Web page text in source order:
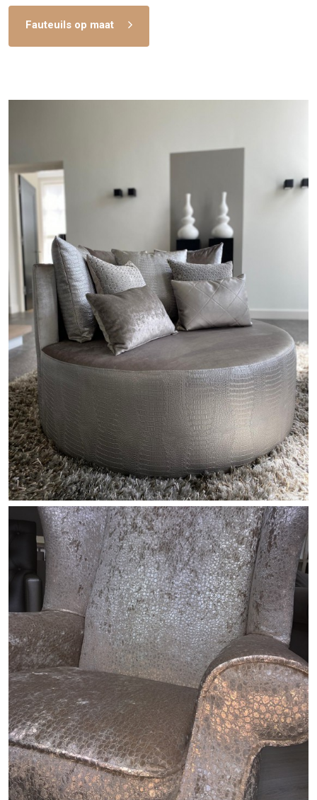
Fauteuils op maat